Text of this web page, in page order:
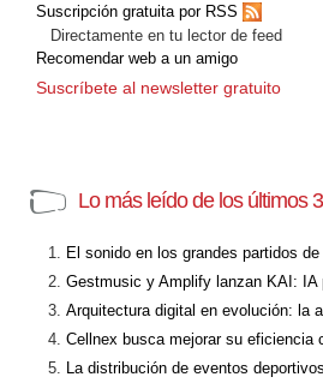
Suscripción gratuita por RSS
Directamente en tu lector de feed
Recomendar web a un amigo
Suscríbete al newsletter gratuito
Lo más leído de los últimos
El sonido en los grandes partidos
Gestmusic y Amplify lanzan KAI: IA
Arquitectura digital en evolución: la
Cellnex busca mejorar su eficiencia
La distribución de eventos